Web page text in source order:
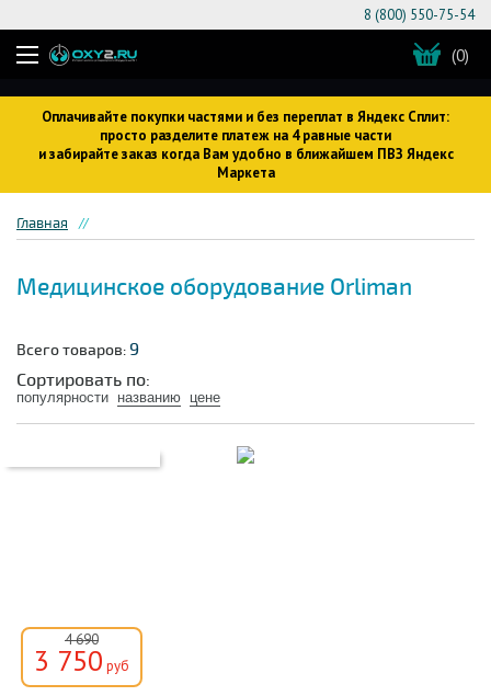
Оплачивайте покупки частями и без переплат в Яндекс Сплит:
просто разделите платеж на 4 равные части
и забирайте заказ когда Вам удобно в ближайшем ПВЗ Яндекс
Маркета
8 (800) 550-75-54
(0)
Главная
Медицинское оборудование Orliman
Всего товаров:9
Сортировать по:
популярности названию цене
4 690
3 750 руб